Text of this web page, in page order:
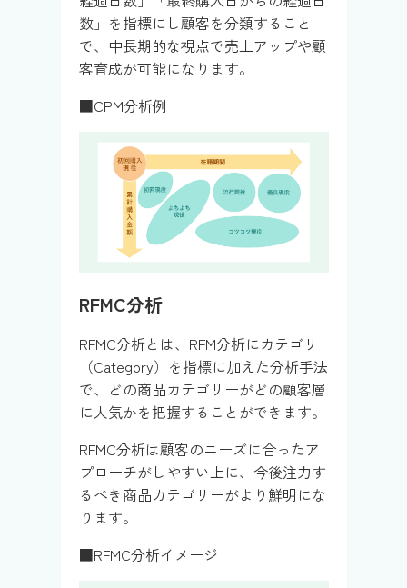
数」を指標にし顧客を分類すること
で、中長期的な視点で売上アップや顧
客育成が可能になります。
■CPM分析例
RFMC分析
RFMC分析とは、RFM分析にカテゴリ
（Category）を指標に加えた分析手法
で、どの商品カテゴリーがどの顧客層
に人気かを把握することができます。
RFMC分析は顧客のニーズに合ったア
プローチがしやすい上に、今後注力す
るべき商品カテゴリーがより鮮明にな
ります。
■RFMC分析イメージ